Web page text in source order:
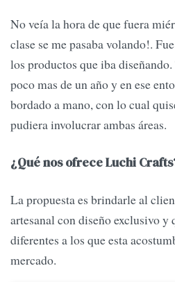
No veía la hora de que fuera
clase se me pasaba volando!.
los productos que iba
poco mas de un año y en ese
bordado a mano, con lo cual
pudiera involucrar ambas áreas.
¿Qué nos ofrece Luchi
La propuesta es brindarle al
artesanal con diseño exclusivo y
diferentes a los que esta
mercado.